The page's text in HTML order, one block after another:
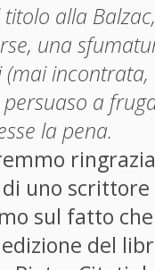
alla
una
(mai
a
la pena.
uno
sul fatto
del